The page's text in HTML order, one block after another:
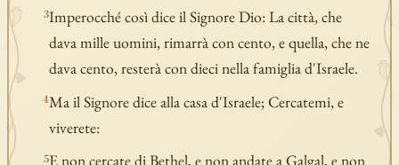
3Imperocché così dice il Signore Dio: La città, che
dava mille uomini, rimarrà con cento, e quella, che ne
dava cento, resterà con dieci nella famiglia d'Israele.
4Ma il Signore dice alla casa d'Israele; Cercatemi, e
viverete:
5E non cercate di Bethel, e non andate a Galgal, e non